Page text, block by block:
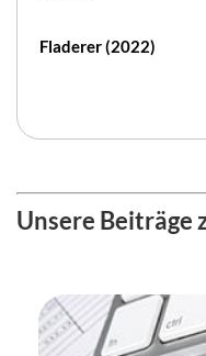
Fladerer (2022)
Unsere Beiträge